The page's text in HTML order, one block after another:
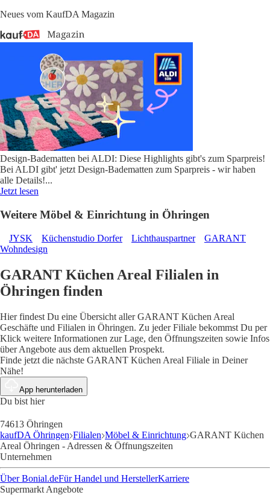
Neues vom KaufDA Magazin
Design-Badematten bei ALDI: Diese Highlights gibt's zum Sparpreis!
Bei ALDI gibt' jetzt Design-Badematten zum Sparpreis - wir haben
alle Details!...
Jetzt lesen
Weitere Möbel & Einrichtung in Öhringen
JYSK Küchenstudio Dorfer Lichthauspartner
GARANT
Wohndesign
GARANT Küchen Areal Filialen in
Öhringen finden
Hier findest Du eine Übersicht aller GARANT Küchen Areal
Geschäfte und Filialen in Öhringen. Zu jeder Filiale bekommst Du per
Klick weitere Informationen zur Lage, den Öffnungszeiten sowie Infos
über Angebote aus dem aktuellen Prospekt.
Finde jetzt die nächste GARANT Küchen Areal Filiale in Deiner
Nähe!
App herunterladen
Du bist hier
74613 Öhringen
kaufDA Öhringen Filialen Möbel & Einrichtung GARANT Küchen
Areal Öhringen - Adressen & Öffnungszeiten
Unternehmen
Über Bonial.deFür Handel und HerstellerKarriere
Supermarkt Angebote